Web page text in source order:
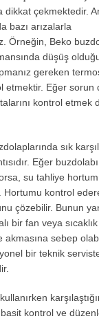
dikkat çekmektedir.
bazı arızalarla
Örneğin, Beko
düşüş
gereken
etmektir. Eğer sorun
kontrol etmek
sık
Eğer
su tahliye
Hortumu kontrol
çözebilir. Bunun
bir fan veya
akmasına sebep
bir teknik
basit kontrol ve